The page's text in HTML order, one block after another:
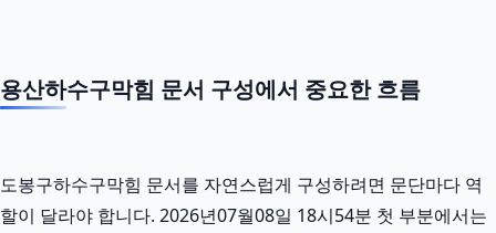
용산하수구막힘 문서 구성에서 중요한 흐름
도봉구하수구막힘 문서를 자연스럽게 구성하려면 문단마다 역
할이 달라야 합니다. 2026년07월08일 18시54분 첫 부분에서는